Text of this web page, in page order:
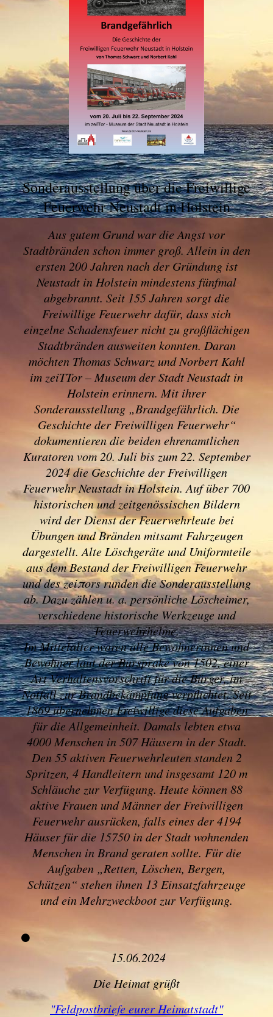
Sonderausstellung über die Freiwillige
Feuerwehr Neustadt in Holstein
Aus gutem Grund war die Angst vor
Stadtbränden schon immer groß. Allein in den
ersten 200 Jahren nach der Gründung ist
Neustadt in Holstein mindestens fünfmal
abgebrannt. Seit 155 Jahren sorgt die
Freiwillige Feuerwehr dafür, dass sich
einzelne Schadensfeuer nicht zu großflächigen
Stadtbränden ausweiten konnten. Daran
möchten Thomas Schwarz und Norbert Kahl
im zeiTTor – Museum der Stadt Neustadt in
Holstein erinnern. Mit ihrer
Sonderausstellung „Brandgefährlich. Die
Geschichte der Freiwilligen Feuerwehr“
dokumentieren die beiden ehrenamtlichen
Kuratoren vom 20. Juli bis zum 22. September
2024 die Geschichte der Freiwilligen
Feuerwehr Neustadt in Holstein. Auf über 700
historischen und zeitgenössischen Bildern
wird der Dienst der Feuerwehrleute bei
Übungen und Bränden mitsamt Fahrzeugen
dargestellt. Alte Löschgeräte und Uniformteile
aus dem Bestand der Freiwilligen Feuerwehr
und des zeiπors runden die Sonderausstellung
ab. Dazu zählen u. a. persönliche Löscheimer,
verschiedene historische Werkzeuge und
Feuerwehrhelme.
Im Mittelalter waren alle Bewohnerinnen und
Bewohner laut der Bursprake von 1502, einer
Art Verhaltensvorschrift für die Bürger, im
Notfall zur Brandbekämpfung verpflichtet. Seit
1869 übernehmen Freiwillige diese Aufgaben
für die Allgemeinheit. Damals lebten etwa
4000 Menschen in 507 Häusern in der Stadt.
Den 55 aktiven Feuerwehrleuten standen 2
Spritzen, 4 Handleitern und insgesamt 120 m
Schläuche zur Verfügung. Heute können 88
aktive Frauen und Männer der Freiwilligen
Feuerwehr ausrücken, falls eines der 4194
Häuser für die 15750 in der Stadt wohnenden
Menschen in Brand geraten sollte. Für die
Aufgaben „Retten, Löschen, Bergen,
Schützen“ stehen ihnen 13 Einsatzfahrzeuge
und ein Mehrzweckboot zur Verfügung.
15.06.2024
Die Heimat grüßt
"Feldpostbriefe eurer Heimatstadt"